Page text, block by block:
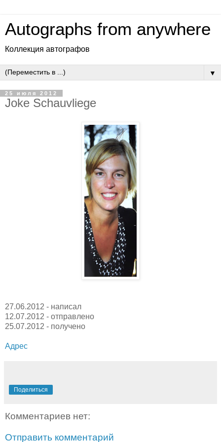
Autographs from anywhere
Коллекция автографов
▼
25 июля 2012
Joke Schauvliege
27.06.2012 - написал
12.07.2012 - отправлено
25.07.2012 - получено
Адрес
Поделиться
Комментариев нет:
Отправить комментарий